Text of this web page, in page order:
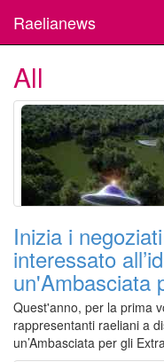
Raelianews
All
Inizia i
interessato
un'Ambasciata
Quest'anno, per la prima
rappresentanti raeliani a
un’Ambasciata per gli